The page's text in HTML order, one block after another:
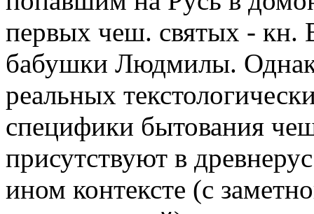
первых чеш. святых - кн.
бабушки Людмилы.
реальных
специфики бытования
присутствуют в
ином контексте (с